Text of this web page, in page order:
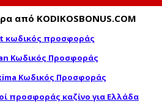
από KODIKOSBONUS.COM
κωδικός προσφοράς
Κωδικός Προσφοράς
Κωδικός Προσφοράς
προσφοράς καζίνο για Ελλάδα